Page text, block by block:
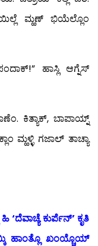
ಮ್ಹಣ್ ಭಿಯೆಲ್ಲೊಂ
ಹಾಸ್ಲಿ ಆಗ್ನೆಸ್
ಕಿತ್ಯಾಕ್, ಬಾಪಾಯ್ನ್
ಮ್ಹಳ್ಳಿ ಗಜಾಲ್ ತಾಚ್ಯಾ
‘ದೆವಾಚ್ಯೆ ಕುರ್ಪೆನ್’ ಕೃತಿ
ಹಾಂತ್ಲೊ ಖಂಯ್ಚೊಯ್